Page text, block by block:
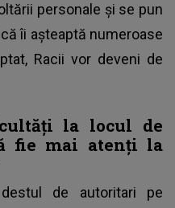
personale și se pun
îi așteaptă numeroase
Racii vor deveni de
la locul de
fie mai atenți la
de autoritari pe